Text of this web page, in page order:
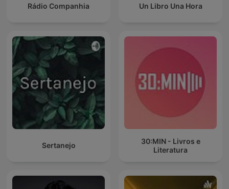
Rádio Companhia Un Libro Una Hora
Sertanejo
30:MIN - Livros e
Literatura